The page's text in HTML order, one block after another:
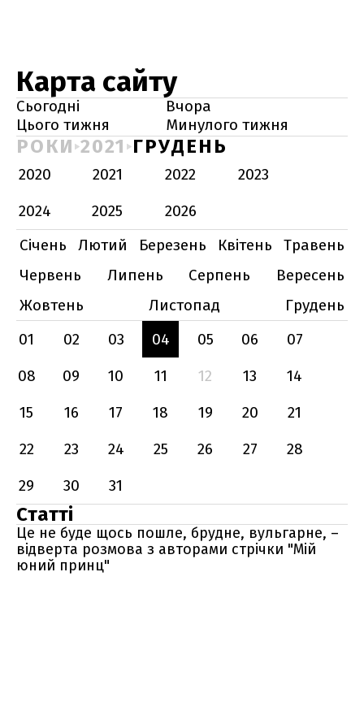
Карта сайту
Сьогодні
Вчора
Цього тижня
Минулого тижня
РОКИ 2021 ГРУДЕНЬ
2020 2021 2022
2023
2024
2025
2026
Січень
Лютий Березень Квітень
Травень
Червень
Липень Серпень
Вересень
Жовтень
Листопад
Грудень
01
02 03 04 05 06
07
08
09 10 11 12 13
14
15
16 17 18 19 20
21
22
23 24 25 26 27
28
29
30 31
Статті
Це не буде щось пошле, брудне, вульгарне, –
відверта розмова з авторами стрічки "Мій
юний принц"